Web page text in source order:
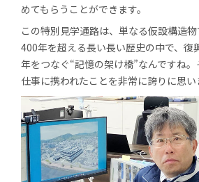
めてもらうことができます。
この特別見学通路は、単なる仮設構造
400年を超える長い長い歴史の中で、復
年をつなぐ“記憶の架け橋”なんですね
仕事に携われたことを非常に誇りに思い